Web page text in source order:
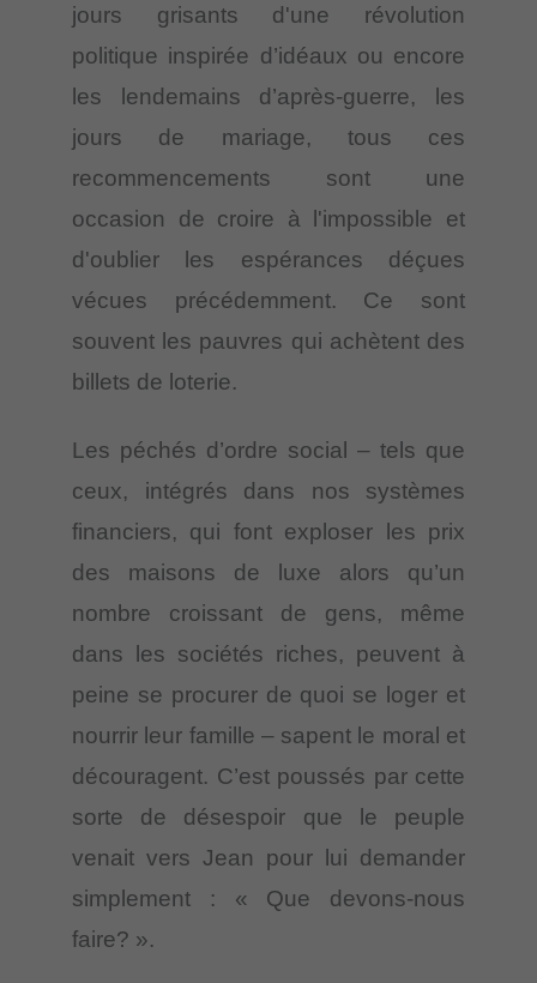
jours grisants d'une révolution
politique inspirée d’idéaux ou encore
les lendemains d’après-guerre, les
jours de mariage, tous ces
recommencements sont une
occasion de croire à l'impossible et
d'oublier les espérances déçues
vécues précédemment. Ce sont
souvent les pauvres qui achètent des
billets de loterie.
Les péchés d’ordre social – tels que
ceux, intégrés dans nos systèmes
financiers, qui font exploser les prix
des maisons de luxe alors qu’un
nombre croissant de gens, même
dans les sociétés riches, peuvent à
peine se procurer de quoi se loger et
nourrir leur famille – sapent le moral et
découragent. C’est poussés par cette
sorte de désespoir que le peuple
venait vers Jean pour lui demander
simplement : « Que devons-nous
faire? ».